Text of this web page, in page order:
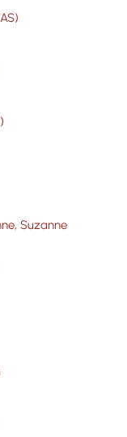
Suzanne